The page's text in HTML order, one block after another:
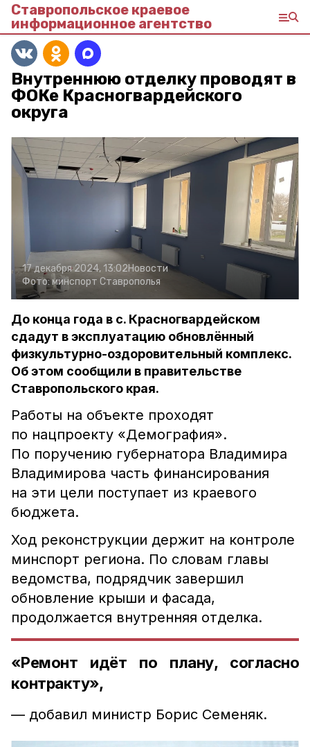
Ставропольское краевое
информационное агентство
Внутреннюю отделку проводят в
ФОКе Красногвардейского
округа
17 декабря 2024, 13:02Новости
Фото:минспорт Ставрополья
До конца года в с. Красногвардейском
сдадут в эксплуатацию обновлённый
физкультурно-оздоровительный комплекс.
Об этом сообщили в правительстве
Ставропольского края.
Работы на объекте проходят
по нацпроекту «Демография».
По поручению губернатора Владимира
Владимирова часть финансирования
на эти цели поступает из краевого
бюджета.
Ход реконструкции держит на контроле
минспорт региона. По словам главы
ведомства, подрядчик завершил
обновление крыши и фасада,
продолжается внутренняя отделка.
«Ремонт идёт по плану, согласно
контракту»,
— добавил министр Борис Семеняк.